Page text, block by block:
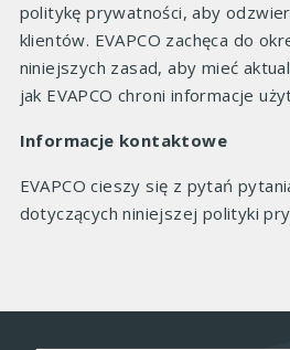
politykę prywatności, aby
klientów. EVAPCO zachęca do
niniejszych zasad, aby mieć
jak EVAPCO chroni informacje
Informacje kontaktowe
EVAPCO cieszy się z pytań
dotyczących niniejszej polityki